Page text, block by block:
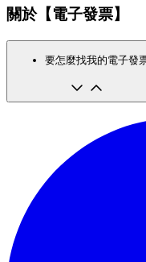
關於【電子發票】
要怎麼找我的電子發